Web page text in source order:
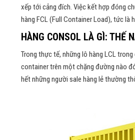
xếp tới cảng đích. Việc kết hợp đóng
hàng FCL (Full Container Load), tức là
HÀNG CONSOL LÀ GÌ: THẾ
Trong thực tế, những lô hàng LCL
container trên một chặng đường nào
hết những người sale hàng lẻ thường